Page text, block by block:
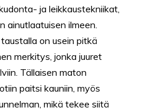
ja leikkaustekniikat,
ainutlaatuisen ilmeen.
on usein pitkä
merkitys, jonka juuret
Tällaisen maton
paitsi kauniin, myös
mikä tekee siitä